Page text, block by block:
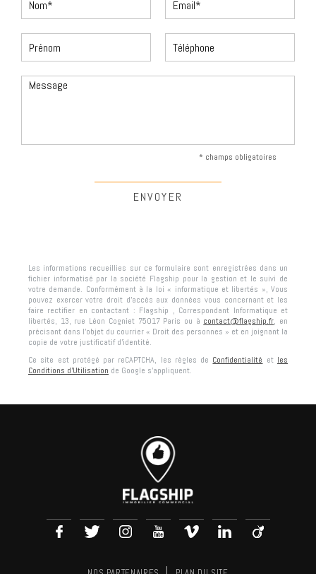
* champs obligatoires
Les informations recueillies sur ce formulaire sont enregistrées dans un
fichier informatisé par la société Flagship pour la gestion et le suivi de
votre demande. Conformément à la loi « informatique et libertés », Vous
pouvez exercer votre droit d'accès aux données vous concernant et les
faire rectifier en contactant : Flagship , Correspondant Informatique et
libertés, 13, rue Léon Cogniet 75017 Paris ou à contact@flagship.fr, en
précisant dans l’objet du courrier « Droit des personnes » et en joignant la
copie de votre justificatif d’identité.
Ce site est protégé par reCAPTCHA, les règles de Confidentialité et les
Conditions d'Utilisation de Google s'appliquent.